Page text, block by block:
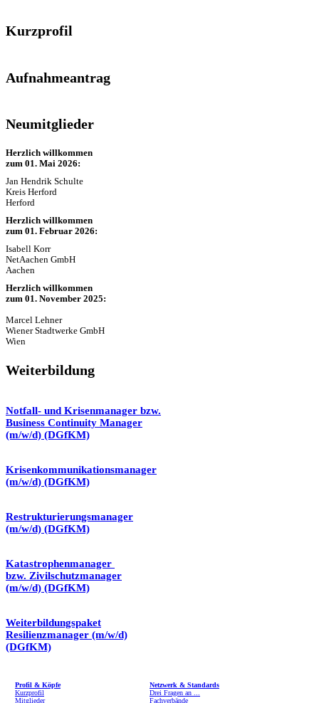
Kurzprofil
Aufnahmeantrag
Neumitglieder
Herzlich willkommen
zum 01. Mai 2026:
Jan Hendrik Schulte
Kreis Herford
Herford
Herzlich willkommen
zum 01. Februar 2026:
Isabell Korr
NetAachen GmbH
Aachen
Herzlich willkommen
zum 01. November 2025:
Marcel Lehner
Wiener Stadtwerke GmbH
Wien
Weiterbildung
Notfall- und Krisenmanager bzw.
Business Continuity Manager
(m/w/d) (DGfKM)
Krisenkommunikationsmanager
(m/w/d) (DGfKM)
Restrukturierungsmanager
(m/w/d) (DGfKM)
Katastrophenmanager
bzw. Zivilschutzmanager
(m/w/d) (DGfKM)
Weiterbildungspaket
Resilienzmanager (m/w/d)
(DGfKM)
Profil & Köpfe
Kurzprofil
Mitglieder
Netzwerk & Standards
Drei Fragen an ...
Fachverbände